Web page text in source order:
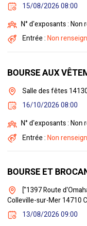
15/08/2026 08:00
N° d'exposants : Non
Entrée :Non
BOURSE AUX
Salle des fêtes
16/10/2026 08:00
N° d'exposants : Non
Entrée :Non
BOURSE ET
["1397 Route
Colleville-sur-Mer 14710
13/08/2026 09:00